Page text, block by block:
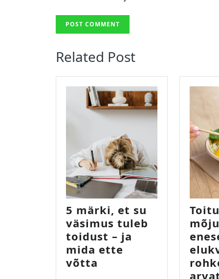
Related Post
5 märki, et su
väsimus tuleb
toidust – ja
mida ette
võtta